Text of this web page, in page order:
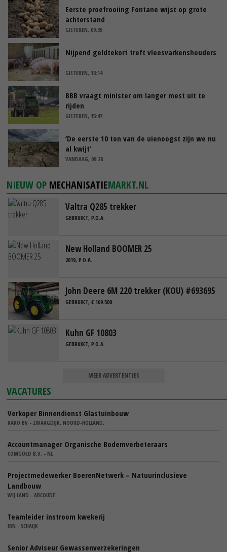
Eerste proefrooiing Fontane wijst op grote
achterstand
GISTEREN, 09:35
Nijpend geldtekort treft vleesvarkenshouders
GISTEREN, 13:14
BBB vraagt minister om langer mest uit te
rijden
GISTEREN, 15:47
‘De eerste 10 ton van de uienoogst zijn we nu
al kwijt’
VANDAAG, 09:28
NIEUW OP MECHANISATIEMARKT.NL
Valtra Q285 trekker
GEBRUIKT, P.O.A.
New Holland BOOMER 25
2019, P.O.A.
John Deere 6M 220 trekker (KOU) #693695
GEBRUIKT, € 169.500
Kuhn GF 10803
GEBRUIKT, P.O.A.
MEER ADVERTENTIES
VACATURES
Verkoper Binnendienst Glastuinbouw
KARO BV - ZWAAGDIJK, NOORD-HOLLAND,
Accountmanager Organische Bodemverbeteraars
COMGOED B.V. - NL
Projectmedewerker BoerenNetwerk – Natuurinclusieve
Landbouw
WIJ.LAND - ABCOUDE
Teamleider instroom kwekerij
IBN - SCHAIJK
Senior Adviseur Gewassenverzekeringen